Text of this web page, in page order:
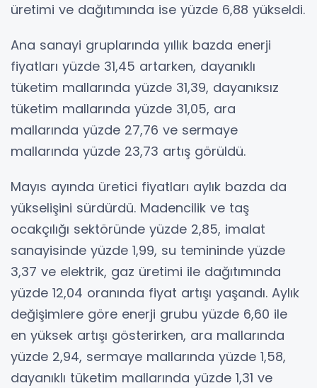
üretimi ve dağıtımında ise yüzde 6,88 yükseldi.
Ana sanayi gruplarında yıllık bazda enerji
fiyatları yüzde 31,45 artarken, dayanıklı
tüketim mallarında yüzde 31,39, dayanıksız
tüketim mallarında yüzde 31,05, ara
mallarında yüzde 27,76 ve sermaye
mallarında yüzde 23,73 artış görüldü.
Mayıs ayında üretici fiyatları aylık bazda da
yükselişini sürdürdü. Madencilik ve taş
ocakçılığı sektöründe yüzde 2,85, imalat
sanayisinde yüzde 1,99, su temininde yüzde
3,37 ve elektrik, gaz üretimi ile dağıtımında
yüzde 12,04 oranında fiyat artışı yaşandı. Aylık
değişimlere göre enerji grubu yüzde 6,60 ile
en yüksek artışı gösterirken, ara mallarında
yüzde 2,94, sermaye mallarında yüzde 1,58,
dayanıklı tüketim mallarında yüzde 1,31 ve